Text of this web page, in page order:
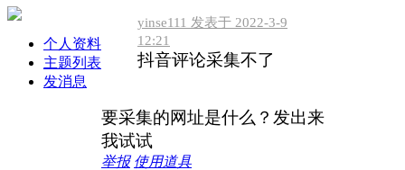
个人资料
主题列表
发消息
yinse111 发表于 2022-3-9
12:21
抖音评论采集不了
要采集的网址是什么？发出来
我试试
举报 使用道具